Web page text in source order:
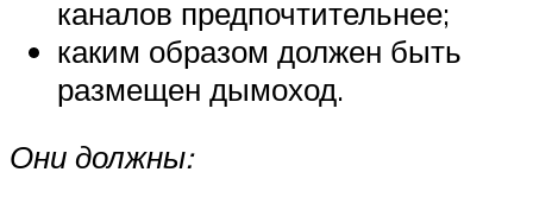
каналов предпочтительнее;
каким образом должен быть
размещен дымоход.
Они должны: